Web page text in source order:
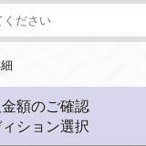
額のご確認
ション選択